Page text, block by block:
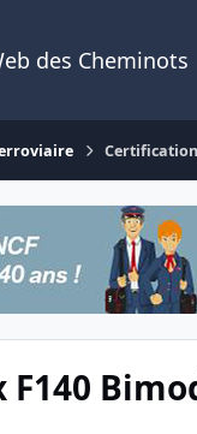
des Cheminots
Certification